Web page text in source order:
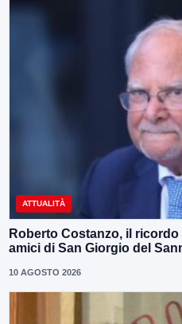
ATTUALITÀ
Roberto Costanzo, il ricordo
amici di San Giorgio del
10 AGOSTO 2026